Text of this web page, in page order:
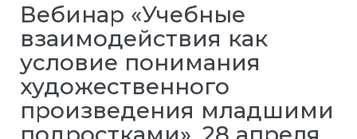
Вебинар «Учебные
взаимодействия как
условие понимания
художественного
произведения младшими